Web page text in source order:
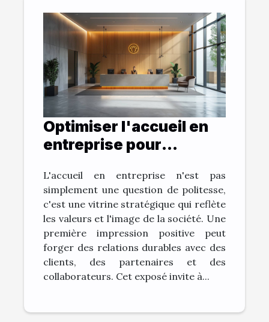
Optimiser l'accueil en
entreprise pour
de marque
L'accueil en entreprise n'est pas
simplement une question de politesse,
c'est une vitrine stratégique qui reflète
les valeurs et l'image de la société. Une
première impression positive peut
forger des relations durables avec des
clients, des partenaires et des
collaborateurs. Cet exposé invite à...